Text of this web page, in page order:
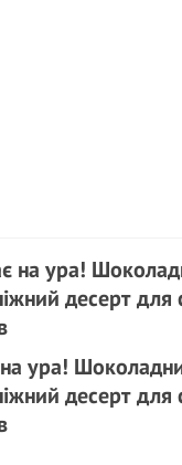
на ура!
десерт для